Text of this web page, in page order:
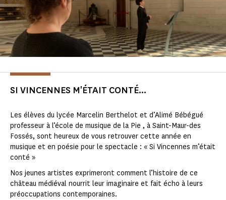
SI VINCENNES M'ÉTAIT CONTÉ...
Les élèves du lycée Marcelin Berthelot et d’Alimé Bébégué
professeur à l’école de musique de la Pie , à Saint-Maur-des
Fossés, sont heureux de vous retrouver cette année en
musique et en poésie pour le spectacle : « Si Vincennes m’était
conté »
Nos jeunes artistes exprimeront comment l’histoire de ce
château médiéval nourrit leur imaginaire et fait écho à leurs
préoccupations contemporaines.